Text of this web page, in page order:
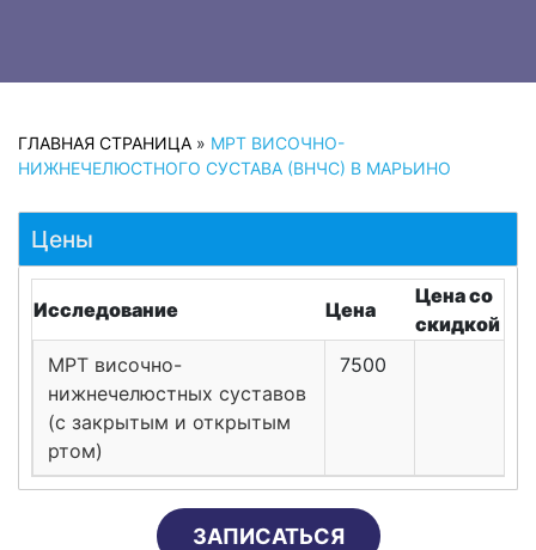
ГЛАВНАЯ СТРАНИЦА » МРТ ВИСОЧНО-
НИЖНЕЧЕЛЮСТНОГО СУСТАВА (ВНЧС) В МАРЬИНО
Цены
Исследование Цена
Цена со
скидкой
МРТ височно-
нижнечелюстных суставов
(с закрытым и открытым
ртом)
7500
ЗАПИСАТЬСЯ